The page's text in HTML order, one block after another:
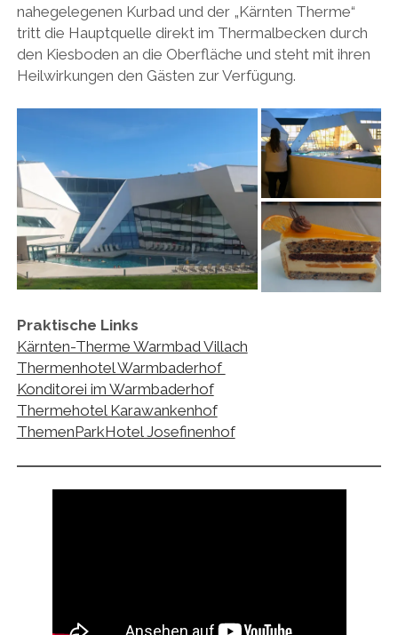
nahegelegenen Kurbad und der „Kärnten Therme“
tritt die Hauptquelle direkt im Thermalbecken durch
den Kiesboden an die Oberfläche und steht mit ihren
Heilwirkungen den Gästen zur Verfügung.
Praktische Links
Kärnten-Therme Warmbad Villach
Thermenhotel Warmbaderhof
Konditorei im Warmbaderhof
Thermehotel Karawankenhof
ThemenParkHotel Josefinenhof